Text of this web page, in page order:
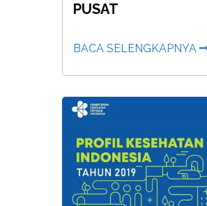
PUSAT
BACA SELENGKAPNYA